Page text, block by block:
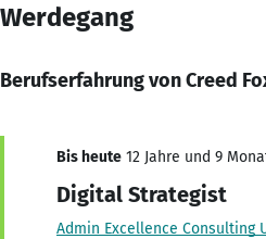
Werdegang
Berufserfahrung von Creed
Bis heute 12 Jahre und 9
Digital Strategist
Admin Excellence Consulting